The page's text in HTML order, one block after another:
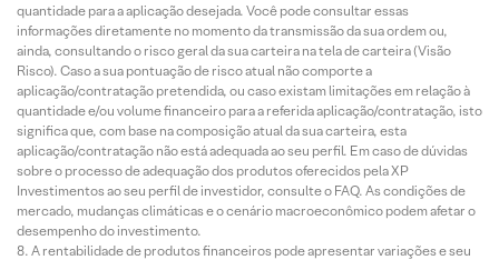
quantidade para a aplicação desejada. Você pode consultar essas
informações diretamente no momento da transmissão da sua ordem ou,
ainda, consultando o risco geral da sua carteira na tela de carteira (Visão
Risco). Caso a sua pontuação de risco atual não comporte a
aplicação/contratação pretendida, ou caso existam limitações em relação à
quantidade e/ou volume financeiro para a referida aplicação/contratação, isto
significa que, com base na composição atual da sua carteira, esta
aplicação/contratação não está adequada ao seu perfil. Em caso de dúvidas
sobre o processo de adequação dos produtos oferecidos pela XP
Investimentos ao seu perfil de investidor, consulte o FAQ. As condições de
mercado, mudanças climáticas e o cenário macroeconômico podem afetar o
desempenho do investimento.
A rentabilidade de produtos financeiros pode apresentar variações e seu